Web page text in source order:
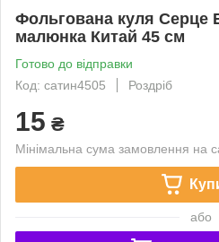
Фольгована куля Серце
малюнка Китай 45 см
Готово до відправки
Код: сатин4505
Роздріб
15 ₴
Мінімальна сума замовлення на
або